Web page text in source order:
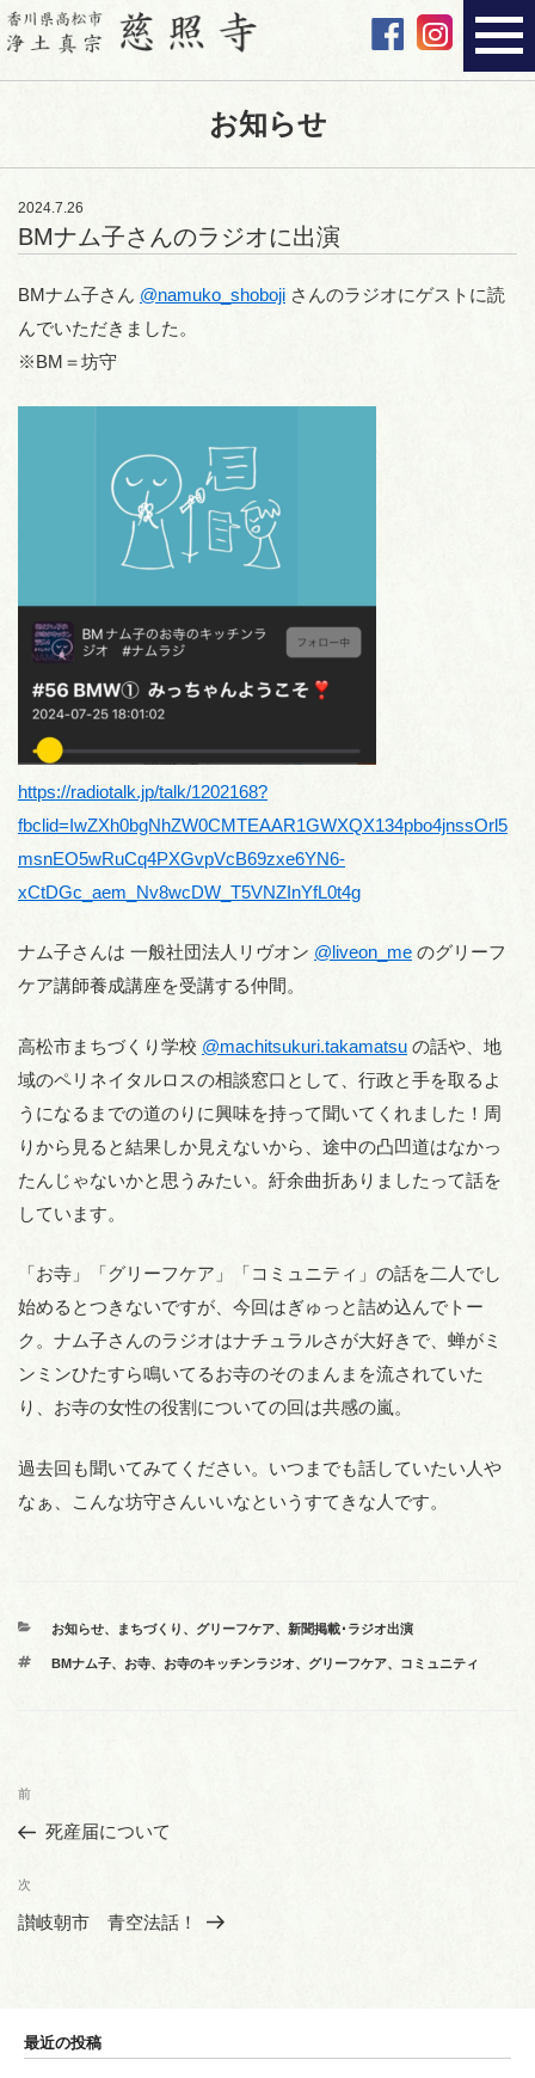
お知らせ
2024.7.26
BMナム子さんのラジオに出演
BMナム子さん @namuko_shoboji さんのラジオにゲストに読
んでいただきました。
※BM＝坊守
https://radiotalk.jp/talk/1202168?
fbclid=IwZXh0bgNhZW0CMTEAAR1GWXQX134pbo4jnssOrl5
msnEO5wRuCq4PXGvpVcB69zxe6YN6-
xCtDGc_aem_Nv8wcDW_T5VNZInYfL0t4g
ナム子さんは 一般社団法人リヴオン @liveon_me のグリーフ
ケア講師養成講座を受講する仲間。
高松市まちづくり学校 @machitsukuri.takamatsu の話や、地
域のペリネイタルロスの相談窓口として、行政と手を取るよ
うになるまでの道のりに興味を持って聞いてくれました！周
りから見ると結果しか見えないから、途中の凸凹道はなかっ
たんじゃないかと思うみたい。紆余曲折ありましたって話を
しています。
「お寺」「グリーフケア」「コミュニティ」の話を二人でし
始めるとつきないですが、今回はぎゅっと詰め込んでトー
ク。ナム子さんのラジオはナチュラルさが大好きで、蝉がミ
ンミンひたすら鳴いてるお寺のそのまんまを流されていた
り、お寺の女性の役割についての回は共感の嵐。
過去回も聞いてみてください。いつまでも話していたい人や
なぁ、こんな坊守さんいいなというすてきな人です。
カ
ゴ
お知らせ、 まちづくり 、 グリーフケア、 新聞掲載･ラジオ出演
タ
BMナム子、 お寺、 お寺のキッチンラジオ、 グリーフケア、 コミュニティ
ナ
ビ
ゲ
ン
前
の
稿
前
死産届について
次
の
次
讃岐朝市 青空法話！
最近の投稿